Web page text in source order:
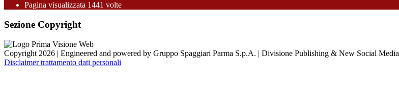
Pagina visualizzata 1441 volte
Sezione Copyright
Copyright 2026 | Engineered and powered by Gruppo Spaggiari Parma S.p.A. | Divisione Publishing & New Social Media
Disclaimer trattamento dati personali